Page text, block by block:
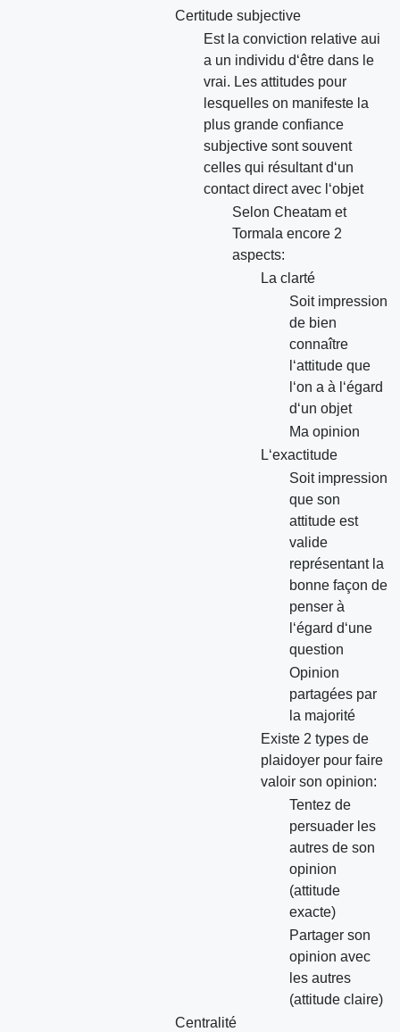
Certitude subjective
Est la conviction relative aui
a un individu d‘être dans le
vrai. Les attitudes pour
lesquelles on manifeste la
plus grande confiance
subjective sont souvent
celles qui résultant d‘un
contact direct avec l‘objet
Selon Cheatam et
Tormala encore 2
aspects:
La clarté
Soit impression
de bien
connaître
l‘attitude que
l‘on a à l‘égard
d‘un objet
Ma opinion
L‘exactitude
Soit impression
que son
attitude est
valide
représentant la
bonne façon de
penser à
l‘égard d‘une
question
Opinion
partagées par
la majorité
Existe 2 types de
plaidoyer pour faire
valoir son opinion:
Tentez de
persuader les
autres de son
opinion
(attitude
exacte)
Partager son
opinion avec
les autres
(attitude claire)
Centralité